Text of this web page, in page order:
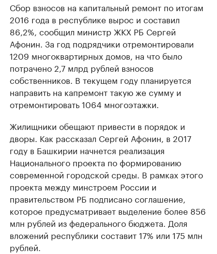
Сбор взносов на капитальный ремонт по итогам
2016 года в республике вырос и составил
86,2%, сообщил министр ЖКХ РБ Сергей
Афонин. За год подрядчики отремонтировали
1209 многоквартирных домов, на что было
потрачено 2,7 млрд рублей взносов
собственников. В текущем году планируется
направить на капремонт такую же сумму и
отремонтировать 1064 многоэтажки.
Жилищники обещают привести в порядок и
дворы. Как рассказал Сергей Афонин, в 2017
году в Башкирии начнется реализация
Национального проекта по формированию
современной городской среды. В рамках этого
проекта между минстроем России и
правительством РБ подписано соглашение,
которое предусматривает выделение более 856
млн рублей из федерального бюджета. Доля
вложений республики составит 17% или 175 млн
рублей.